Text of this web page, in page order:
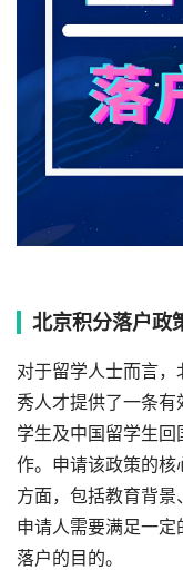
北京积分落户政
对于留学人士而言
秀人才提供了一条
学生及中国留学生
作。申请该政策的
方面，包括教育背景
申请人需要满足一定
落户的目的。